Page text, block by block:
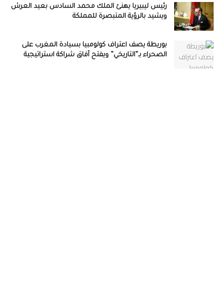
رئيس ليبيريا يهنئ الملك محمد السادس بعيد العرش
ويشيد بالرؤية المتبصرة للمملكة
بوريطة يصف اعتراف كولومبيا بسيادة المغرب على
الصحراء بـ”التاريخي” ويفتح آفاق شراكة استراتيجية